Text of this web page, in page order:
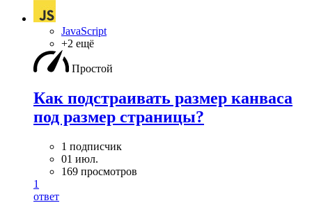
JavaScript
+2 ещё
Простой
Как подстраивать размер канваса
под размер страницы?
1 подписчик
01 июл.
169 просмотров
1
ответ